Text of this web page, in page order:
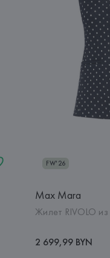
FW'26
Max Mara
Жилет RIVOLO
2 699,99 BYN